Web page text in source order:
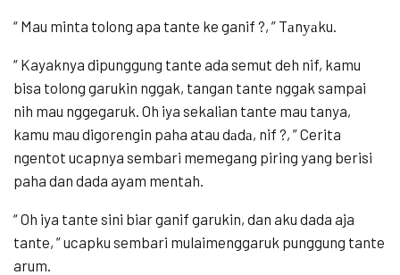
“ Mau minta tolong apa tante ke ganif ?, ” Tаnуаku.
“ Kayaknya dipunggung tante ada semut deh nif, kamu
bisa tolong garukin nggak, tangan tante nggak sampai
nih mau nggegaruk. Oh iya sekalian tante mau tanya,
kamu mau digorengin paha atau dаdа, nif ?, ” Cerita
ngentot ucapnya sembari memegang piring yang berisi
paha dan dada ayam mentah.
“ Oh iya tante sini biar ganif garukin, dan aku dada aja
tante, ” ucapku sembari mulaimenggaruk punggung tante
arum.